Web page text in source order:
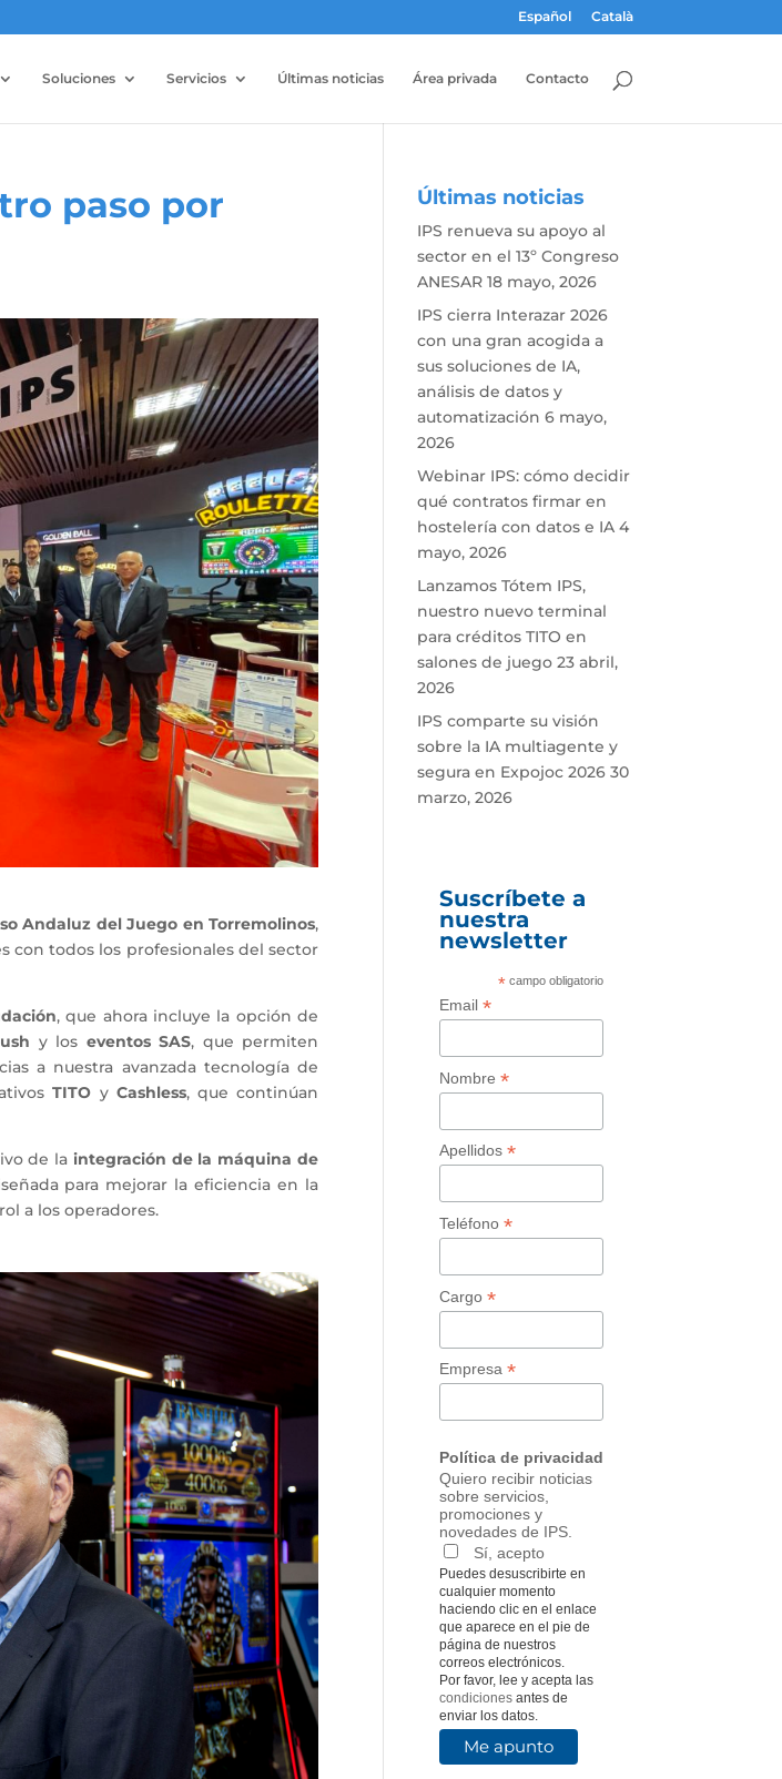
Español Català
Soluciones Servicios Últimas noticias Área privada Contacto
paso por
Andaluz del Juego en Torremolinos,
con todos los profesionales del sector
, que ahora incluye la opción de
y los eventos SAS, que permiten
a nuestra avanzada tecnología de
TITO yCashless, que continúan
de la integración de la máquina de
para mejorar la eficiencia en la
a los operadores.
Últimas noticias
IPS renueva su apoyo al
sector en el 13º Congreso
ANESAR 18 mayo, 2026
IPS cierra Interazar 2026
con una gran acogida a
sus soluciones de IA,
análisis de datos y
automatización 6 mayo,
2026
Webinar IPS: cómo decidir
qué contratos firmar en
hostelería con datos e IA 4
mayo, 2026
Lanzamos Tótem IPS,
nuestro nuevo terminal
para créditos TITO en
salones de juego 23 abril,
2026
IPS comparte su visión
sobre la IA multiagente y
segura en Expojoc 2026 30
marzo, 2026
Suscríbete a
nuestra
newsletter
* campo obligatorio
Email*
Nombre*
Apellidos*
Teléfono*
Cargo*
Empresa*
Política de privacidad
Quiero recibir noticias
sobre servicios,
promociones y
novedades de IPS.
Sí, acepto
Puedes desuscribirte en
cualquier momento
haciendo clic en el enlace
que aparece en el pie de
página de nuestros
correos electrónicos.
Por favor, lee y acepta las
condiciones antes de
enviar los datos.